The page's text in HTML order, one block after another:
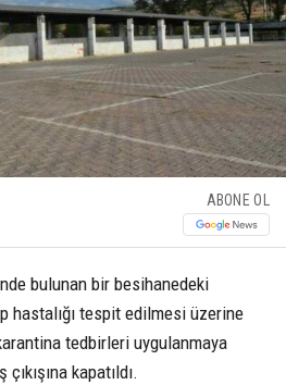
ABONE OL
bulunan bir besihanedeki
hastalığı tespit edilmesi üzerine
tedbirleri uygulanmaya
kapatıldı.